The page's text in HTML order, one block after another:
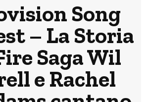
Song
– La Storia
Saga Wil
e Rachel